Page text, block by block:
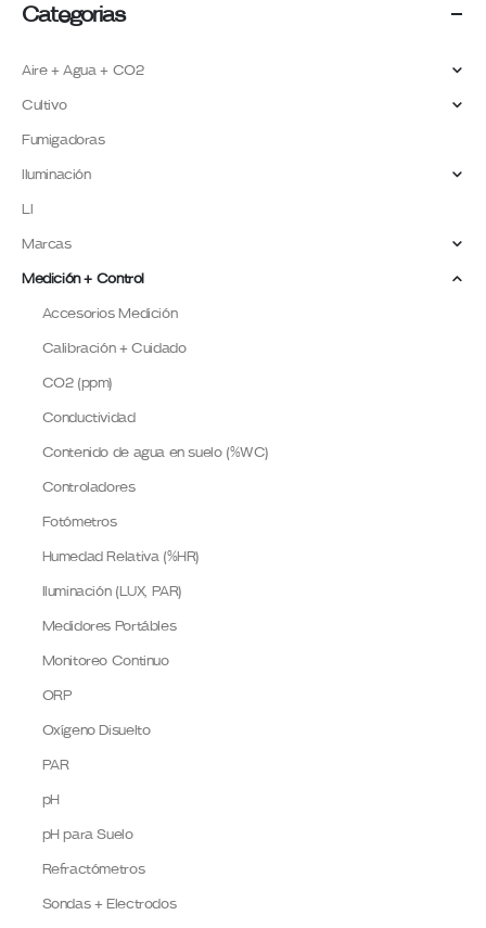
Categorias
Aire + Agua + CO2
Cultivo
Fumigadoras
Iluminación
LI
Marcas
Medición + Control
Accesorios Medición
Calibración + Cuidado
CO2 (ppm)
Conductividad
Contenido de agua en suelo (%WC)
Controladores
Fotómetros
Humedad Relativa (%HR)
Iluminación (LUX, PAR)
Medidores Portábles
Monitoreo Continuo
ORP
Oxígeno Disuelto
PAR
pH
pH para Suelo
Refractómetros
Sondas + Electrodos